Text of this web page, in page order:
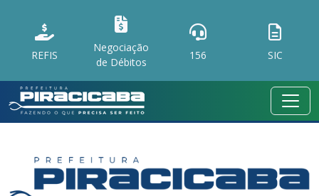
REFIS
Negociação
de Débitos
156 SIC